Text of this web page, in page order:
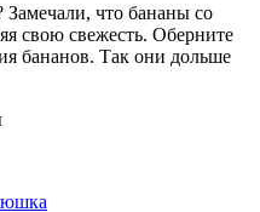
что бананы со
свою свежесть. Оберните
бананов. Так они дольше